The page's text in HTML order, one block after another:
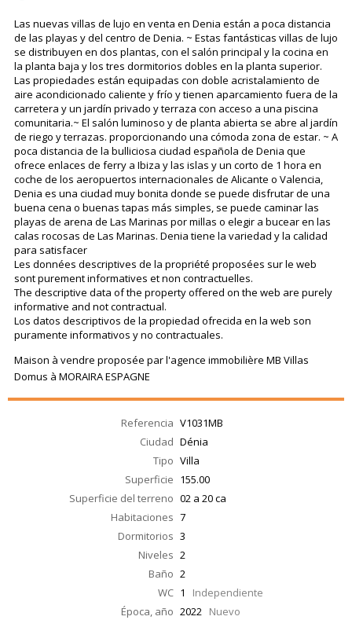
Las nuevas villas de lujo en venta en Denia están a poca distancia
de las playas y del centro de Denia. ~ Estas fantásticas villas de lujo
se distribuyen en dos plantas, con el salón principal y la cocina en
la planta baja y los tres dormitorios dobles en la planta superior.
Las propiedades están equipadas con doble acristalamiento de
aire acondicionado caliente y frío y tienen aparcamiento fuera de la
carretera y un jardín privado y terraza con acceso a una piscina
comunitaria.~ El salón luminoso y de planta abierta se abre al jardín
de riego y terrazas. proporcionando una cómoda zona de estar. ~ A
poca distancia de la bulliciosa ciudad española de Denia que
ofrece enlaces de ferry a Ibiza y las islas y un corto de 1 hora en
coche de los aeropuertos internacionales de Alicante o Valencia,
Denia es una ciudad muy bonita donde se puede disfrutar de una
buena cena o buenas tapas más simples, se puede caminar las
playas de arena de Las Marinas por millas o elegir a bucear en las
calas rocosas de Las Marinas. Denia tiene la variedad y la calidad
para satisfacer
Les données descriptives de la propriété proposées sur le web
sont purement informatives et non contractuelles.
The descriptive data of the property offered on the web are purely
informative and not contractual.
Los datos descriptivos de la propiedad ofrecida en la web son
puramente informativos y no contractuales.
Maison à vendre proposée par l'agence immobilière MB Villas
Domus à MORAIRA ESPAGNE
Referencia V1031MB
Ciudad Dénia
Tipo Villa
Superficie 155.00
Superficie del terreno 02 a 20 ca
Habitaciones 7
Dormitorios 3
Niveles 2
Baño 2
WC 1 Independiente
Época, año 2022 Nuevo